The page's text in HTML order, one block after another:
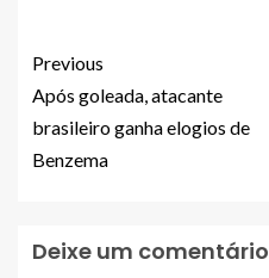
Previous
Após goleada, atacante
brasileiro ganha elogios de
Benzema
Deixe um comentário